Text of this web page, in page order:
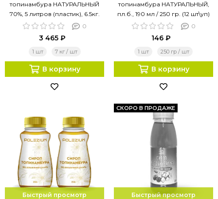
топинамбура НАТУРАЛЬНЫЙ
70%, 5 литров (пластик), 6.5кг.
0
3 465 ₽
1 шт 7 кг / шт
В корзину
топинамбура НАТУРАЛЬНЫЙ,
пл.б., 190 мл / 250 гр. (12 шт\уп)
0
146 ₽
1 шт 250 гр / шт
В корзину
Быстрый просмотр
СКОРО В ПРОДАЖЕ
Быстрый просмотр